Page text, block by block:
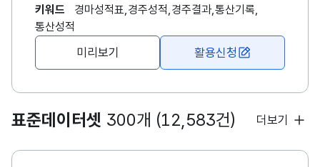
최근1년착순상금, 최근1년조건상금,
최근6개월1~5위횟수, 최근6개월출주횟수,
최근6개월착순상금, 최근6개월조건상금 자료입니다.)
- 요청메세지로 시행경마장구분(meet-1:서울,2:
마주,2:조교사,3:기수), 대상명(pr_name),
대상고유번호(pr_no)를 이용하여 자료를 조회할 수
있습니다. ※ 영천경마 시행에 따른 시행경마(권역)
키워드
경마성적표,경주성적,경주결과,통산기록,
통산성적
미리보기 활용신청
표준데이터셋 300개 (12,583건) 더보기